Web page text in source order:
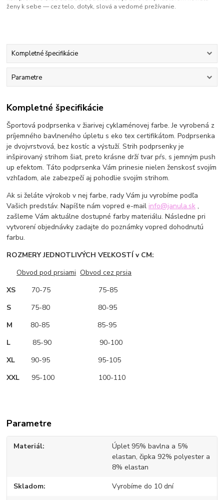
ženy k sebe — cez telo, dotyk, slová a vedomé prežívanie.
Kompletné špecifikácie
Parametre
Kompletné špecifikácie
Športová podprsenka v žiarivej cyklaménovej farbe. Je vyrobená z
príjemného bavlneného úpletu s eko tex certifikátom. Podprsenka
je dvojvrstvová, bez kostíc a výstuží. Strih podprsenky je
inšpirovaný strihom šiat, preto krásne drží tvar pŕs, s jemným push
up efektom. Táto podprsenka Vám prinesie nielen ženskosť svojím
vzhľadom, ale zabezpečí aj pohodlie svojím strihom.
Ak si želáte výrokob v nej farbe, rady Vám ju vyrobíme podľa
Vašich predstáv. Napíšte nám vopred e-mail info@janula.sk ,
zašleme Vám aktuálne dostupné farby materiálu. Následne pri
vytvorení objednávky zadajte do poznámky vopred dohodnutú
farbu.
ROZMERY JEDNOTLIVÝCH VEĽKOSTÍ v CM:
Obvod pod prsiami Obvod cez prsia
XS 70-75 75-85
S 75-80 80-95
M 80-85 85-95
L 85-90 90-100
XL 90-95 95-105
XXL 95-100 100-110
Parametre
Materiál
Úplet 95% bavlna a 5%
elastan, čipka 92% polyester a
8% elastan
Skladom Vyrobíme do 10 dní